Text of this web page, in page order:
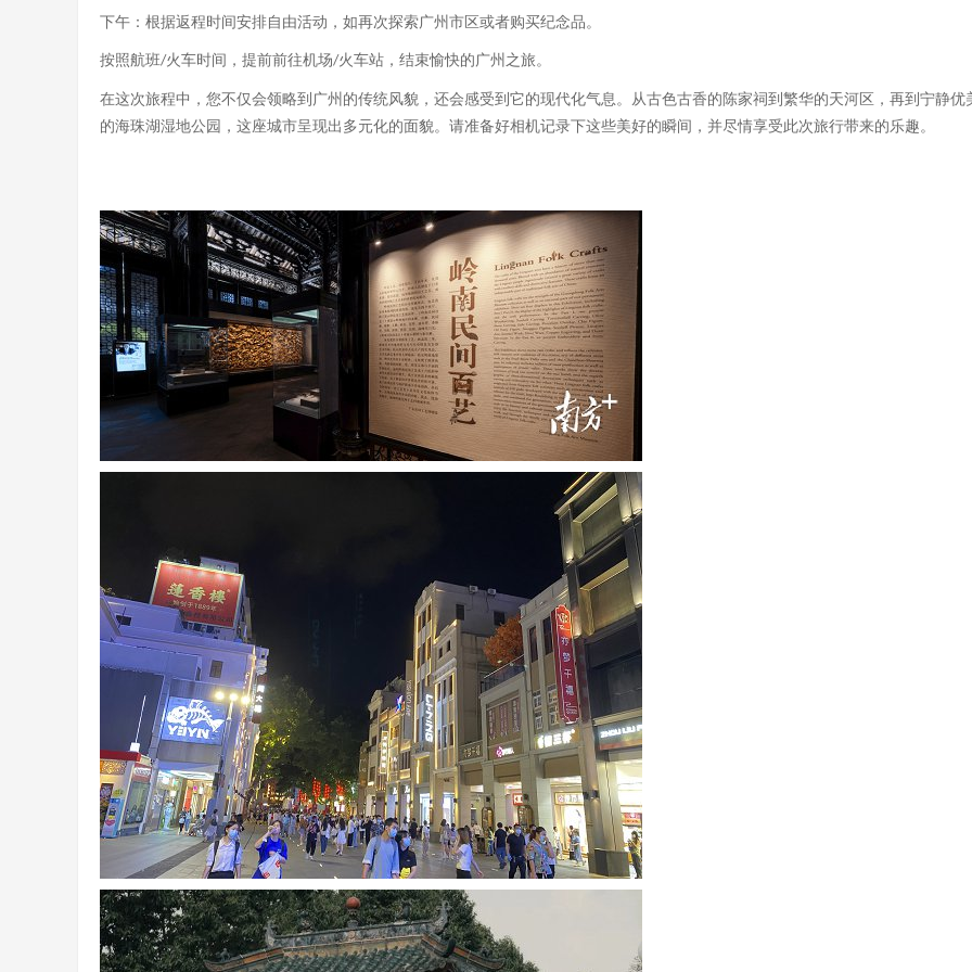
下午：根据返程时间安排自由活动，如再次探索广州市区或者购买纪念品。
按照航班/火车时间，提前前往机场/火车站，结束愉快的广州之旅。
在这次旅程中，您不仅会领略到广州的传统风貌，还会感受到它的现代化气息。从古色古香的陈家祠到繁华的天河区，再到宁静优
的海珠湖湿地公园，这座城市呈现出多元化的面貌。请准备好相机记录下这些美好的瞬间，并尽情享受此次旅行带来的乐趣。